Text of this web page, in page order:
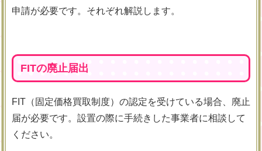
申請が必要です。それぞれ解説します。
FITの廃止届出
FIT（固定価格買取制度）の認定を受けている場合、廃止
届が必要です。設置の際に手続きした事業者に相談して
ください。